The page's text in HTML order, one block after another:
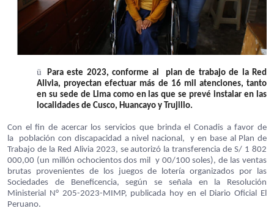
ü
Para este 2023, conforme al plan de trabajo de la Red
Alivia, proyectan efectuar más de 16 mil atenciones, tanto
en su sede de Lima como en las que se prevé instalar en las
localidades de Cusco, Huancayo y Trujillo.
Con el fin de acercar los servicios que brinda el Conadis a favor de
la población con discapacidad a nivel nacional, y en base al Plan de
Trabajo de la Red Alivia 2023, se autorizó la transferencia de S/ 1 802
000,00 (un millón ochocientos dos mil y 00/100 soles), de las ventas
brutas provenientes de los juegos de lotería organizados por las
Sociedades de Beneficencia, según se señala en la Resolución
Ministerial N° 205-2023-MIMP, publicada hoy en el Diario Oficial El
Peruano.